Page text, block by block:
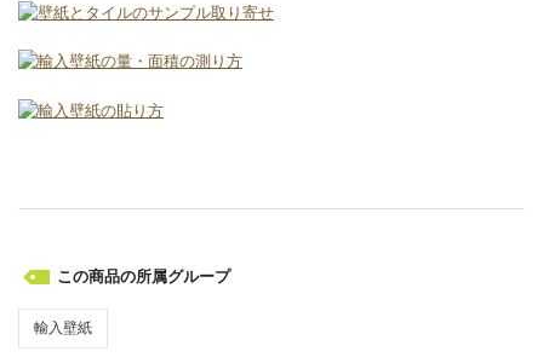
この商品の所属グループ
輸入壁紙